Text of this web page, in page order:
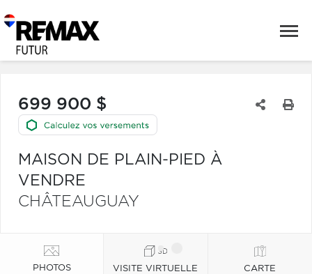
699 900 $
MAISON DE PLAIN-PIED À
VENDRE
CHÂTEAUGUAY
PHOTOS VISITE VIRTUELLE CARTE